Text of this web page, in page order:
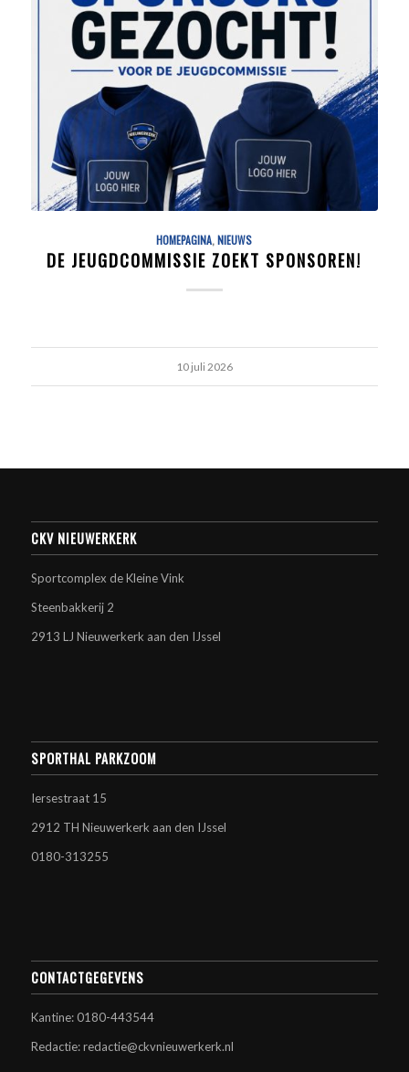
HOMEPAGINA,NIEUWS
DE JEUGDCOMMISSIE ZOEKT SPONSOREN!
10 juli 2026
CKV NIEUWERKERK
Sportcomplex de Kleine Vink
Steenbakkerij 2
2913 LJ Nieuwerkerk aan den IJssel
SPORTHAL PARKZOOM
Iersestraat 15
2912 TH Nieuwerkerk aan den IJssel
0180-313255
CONTACTGEGEVENS
Kantine: 0180-443544
Redactie: redactie@ckvnieuwerkerk.nl